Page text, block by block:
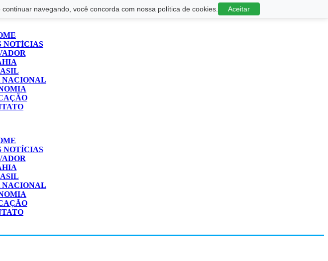
navegando, você concorda com nossa política de cookies. Aceitar
NOTÍCIAS
NOTÍCIAS